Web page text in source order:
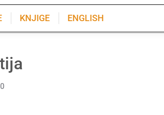
KNJIGE ENGLISH